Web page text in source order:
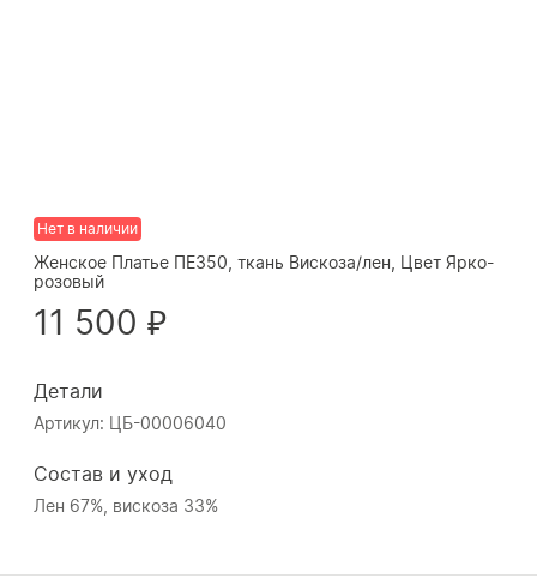
Нет в наличии
Женское Платье ПЕ350, ткань Вискоза/лен, Цвет Ярко-
розовый
11 500 ₽
Детали
Артикул: ЦБ-00006040
Состав и уход
Лен 67%, вискоза 33%